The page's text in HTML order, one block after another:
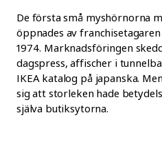
De första små myshörnorna
öppnades av
1974. Marknadsföringen
dagspress, affischer i
IKEA katalog på japanska.
sig att storleken hade
själva butiksytorna.